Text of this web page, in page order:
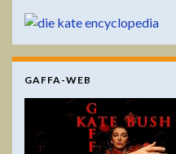
GAFFA-WEB